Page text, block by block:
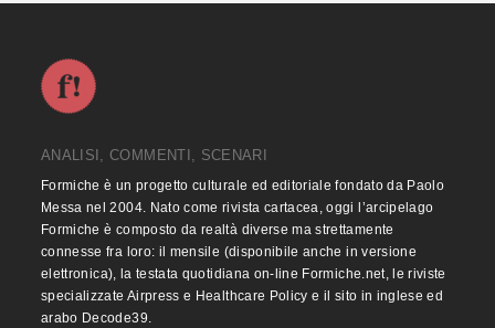
ANALISI, COMMENTI, SCENARI
Formiche è un progetto culturale ed editoriale fondato da Paolo
Messa nel 2004. Nato come rivista cartacea, oggi l’arcipelago
Formiche è composto da realtà diverse ma strettamente
connesse fra loro: il mensile (disponibile anche in versione
elettronica), la testata quotidiana on-line Formiche.net, le riviste
specializzate Airpress e Healthcare Policy e il sito in inglese ed
arabo Decode39.